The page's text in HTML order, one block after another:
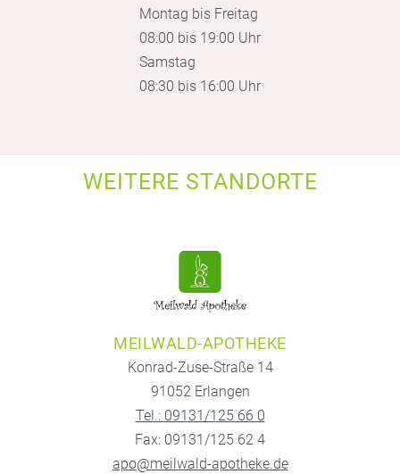
Montag bis Freitag
08:00 bis 19:00 Uhr
Samstag
08:30 bis 16:00 Uhr
WEITERE STANDORTE
MEILWALD-APOTHEKE
Konrad-Zuse-Straße 14
91052 Erlangen
Tel.: 09131/125 66 0
Fax: 09131/125 62 4
apo@meilwald-apotheke.de